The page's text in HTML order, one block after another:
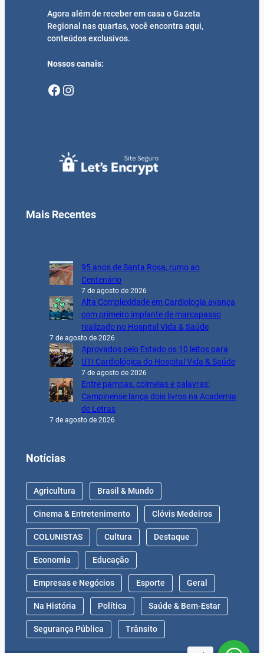
Agora além de receber em casa o Gazeta
Regional nas quartas, você encontra aqui,
conteúdos exclusivos.
Nossos canais:
Facebook Instagram
Mais Recentes
95 anos de Santa Rosa, rumo ao
Centenário
7 de agosto de 2026
Alta Complexidade em Cardiologia avança
com primeiro implante de marcapasso
realizado no Hospital Vida & Saúde
7 de agosto de 2026
Aprovados pelo Estado os 10 leitos para
UTI Cardiológica do Hospital Vida & Saúde
7 de agosto de 2026
Entre pampas, colmeias e palavras:
Campinense lança dois livros na Academia
de Letras
7 de agosto de 2026
Notícias
Agricultura Brasil & Mundo
Cinema & Entretenimento Clóvis Medeiros
COLUNISTAS Cultura Destaque
Economia Educação
Empresas e Negócios Esporte Geral
Na História Política Saúde & Bem-Estar
Segurança Pública Trânsito